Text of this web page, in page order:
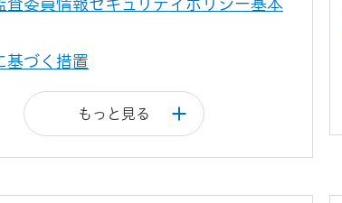
査委員情報セキュリティポリシー基本
基づく措置
もっと見る